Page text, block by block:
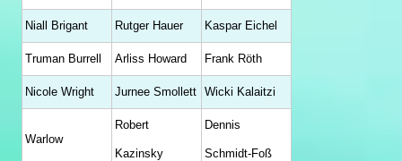
Niall Brigant Rutger Hauer Kaspar Eichel
Truman Burrell Arliss Howard Frank Röth
Nicole Wright Jurnee Smollett Wicki Kalaitzi
Warlow
Robert
Kazinsky
Dennis
Schmidt-Foß